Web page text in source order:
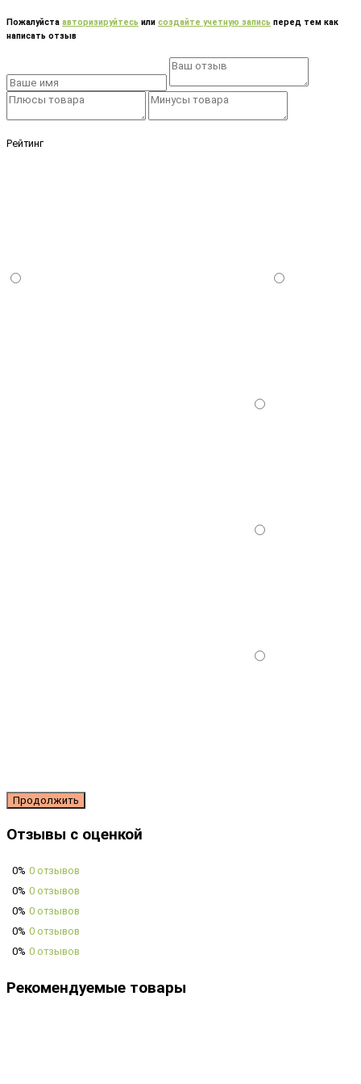
Пожалуйста авторизируйтесь или создайте учетную запись перед тем как
написать отзыв
Рейтинг
Продолжить
Отзывы с оценкой
0% 0 отзывов
0% 0 отзывов
0% 0 отзывов
0% 0 отзывов
0% 0 отзывов
Рекомендуемые товары